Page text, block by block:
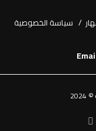
سياسة الخصوصية